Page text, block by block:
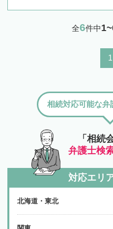
全6件中
1
「相続
弁護士検
相続対応可能な弁
対応エリ
北海道・東北